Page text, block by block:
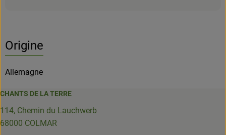
Origine
Allemagne
CHANTS DE LA TERRE
114, Chemin du Lauchwerb
68000 COLMAR